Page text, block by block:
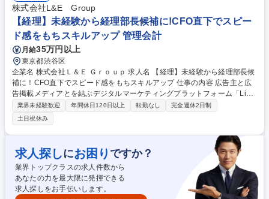
に関する業務は別担当がいるため、確認や取りまとめが主な役割となりま
す。 募集職種 【品川/経理（管理職）】生コンクリート製造販売会社/年休
123日
株式会社L&E Group
【経理】未経験から経理部長候補に!CFO直下でスピー
ド感をもちスキルアップ 管理会計
月給35万円以上
東京都渋谷区
企業名 株式会社Ｌ＆Ｅ Ｇｒｏｕｐ 求人名 【経理】未経験から経理部長候
補に！CFO直下でスピード感をもちスキルアップ 仕事の内容 広告主と広
告掲載メディアとを結ぶデジタルマーケティングプラットフォーム「Link-
AG（自社サービス）」の運営を中心に事業展開し50人で70億を売り上げ
る当社にて基盤を支えていただく経理業務をお任せ。 【業務内容】■仕訳
入力■売掛金/入金管理業務■支払/請求業務■経費精算■その他、Excelを使
用しての資料作成■電話応対等 ※総務・人事等兼務の可能性有【人間関係
◎】チャットを活用してチームで密な情報共有を行い、お互いの現状を見
える化させ協働.和気あいあいとメリハリをつけ働いています!【入社後の
流れ】約1～2ヶ月の研修の後、経理チームに配属。※本配属後もOJTにて
自走できるまで丁寧にサポートします！ 募集職種 【経理】未経験から経
理部長候補に！CFO直下でスピード感をもちスキルアップ
業界未経験歓迎 年間休日120日以上 転勤なし
完全週休2日制
土日祝休み
求人探しにお困り ですか？
業界トップクラスの求人件数から
あなたの力を最大限に発揮できる
求人探しをお手伝いします。